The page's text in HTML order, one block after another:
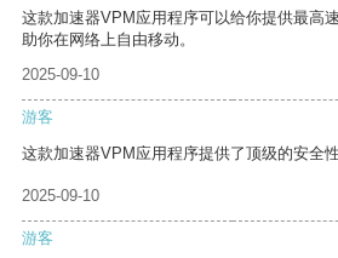
这款加速器VPM应用程序可以给你提供最高
助你在网络上自由移动。
2025-09-10
游客
这款加速器VPM应用程序提供了顶级的安全性
2025-09-10
游客